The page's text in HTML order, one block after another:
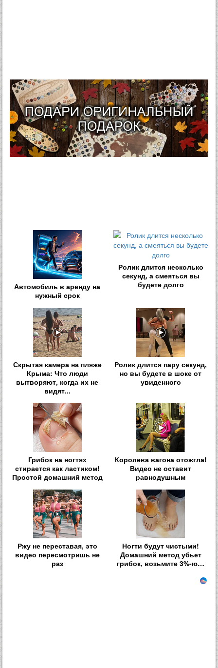
Автомобиль в аренду на
нужный срок
Ролик длится несколько
секунд, а смеяться вы
будете долго
Скрытая камера на пляже
Крыма: Что люди
вытворяют, когда их не
видят...
Ролик длится пару секунд,
но вы будете в шоке от
увиденного
Грибок на ногтях
стирается как ластиком!
Простой домашний метод
Королева вагона отожгла!
Видео не оставит
равнодушным
Ржу не переставая, это
видео пересмотришь не
раз
Ногти будут чистыми!
Домашний метод убьет
грибок, возьмите 3%-ю…